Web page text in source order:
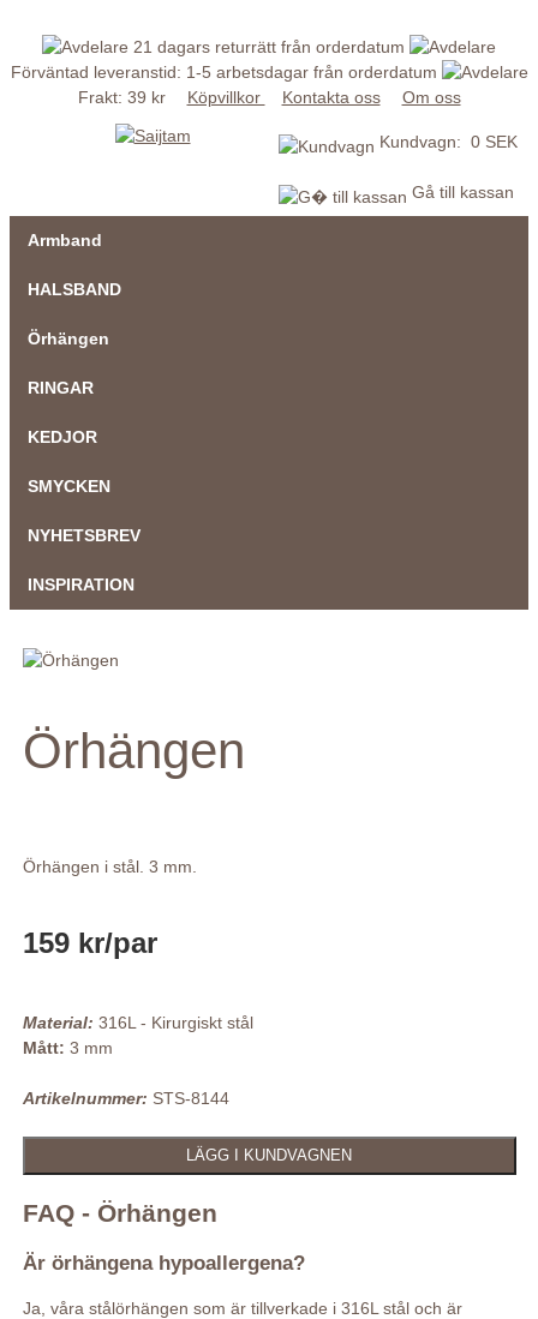
21 dagars returrätt från orderdatum
Förväntad leveranstid: 1-5 arbetsdagar från orderdatum
Frakt: 39 kr
Köpvillkor Kontakta oss Om oss
Kundvagn: 0 SEK
Gå till kassan
Armband
HALSBAND
Örhängen
RINGAR
KEDJOR
SMYCKEN
NYHETSBREV
INSPIRATION
Örhängen
Örhängen i stål. 3 mm.
159 kr/par
Material: 316L - Kirurgiskt stål
Mått: 3 mm
Artikelnummer: STS-8144
FAQ - Örhängen
Är örhängena hypoallergena?
Ja, våra stålörhängen som är tillverkade i 316L stål och är